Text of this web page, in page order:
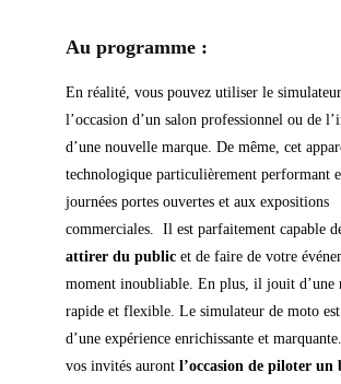
Au programme :
En réalité, vous pouvez utiliser le
l’occasion d’un salon professionnel ou de
d’une nouvelle marque. De même, cet
technologique particulièrement performant
journées portes ouvertes et aux expositions
commerciales. Il est parfaitement capable
attirer du public et de faire de votre
moment inoubliable. En plus, il jouit d’une
rapide et flexible. Le simulateur de moto est
d’une expérience enrichissante et
vos invités auront l’occasion de piloter un